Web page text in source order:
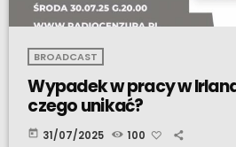
BROADCAST
Wypadek w pracy w
czego unikać?
today 31/07/2025 100